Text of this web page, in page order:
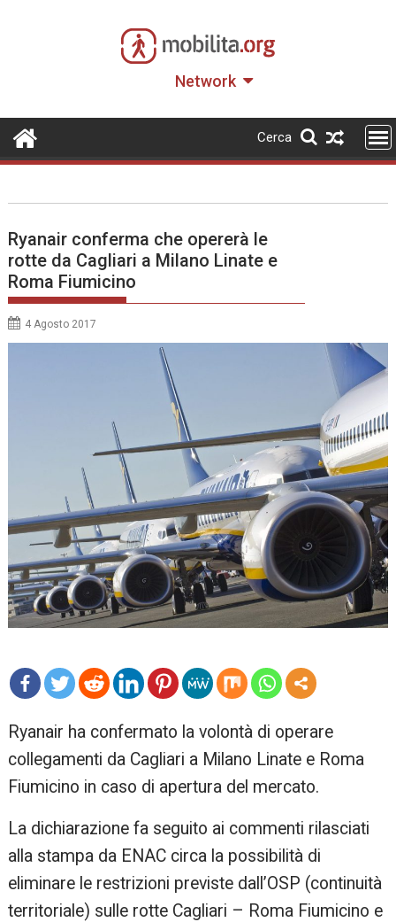
Network
Cerca
Ryanair conferma che opererà le
rotte da Cagliari a Milano Linate e
Roma Fiumicino
4 Agosto 2017
re
Ryanair ha confermato la volontà di operare
collegamenti da Cagliari a Milano Linate e Roma
Fiumicino in caso di apertura del mercato.
La dichiarazione fa seguito ai commenti rilasciati
alla stampa da ENAC circa la possibilità di
eliminare le restrizioni previste dall’OSP (continuità
territoriale) sulle rotte Cagliari – Roma Fiumicino e